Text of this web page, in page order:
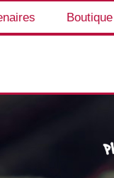
Boutique